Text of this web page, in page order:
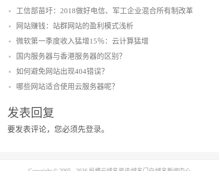
工信部苗圩：2018做好电信、军工企业混合所有制改革
网站赚钱：站群网站的盈利模式浅析
微软第一季度收入猛增15％：云计算猛增
国内服务器与香港服务器的区别？
如何避免网站出现404错误？
哪些网站适合使用云服务器呢？
发表回复
要发表评论，您必须先登录。